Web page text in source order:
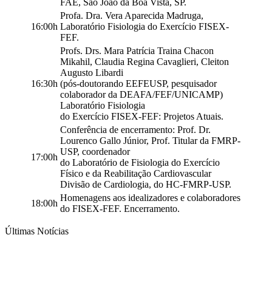
16:00h
Profa. Dra. Vera Aparecida Madruga,
Laboratório Fisiologia do Exercício FISEX-
FEF.
16:30h
Profs. Drs. Mara Patrícia Traina Chacon
Mikahil, Claudia Regina Cavaglieri, Cleiton
Augusto Libardi
(pós-doutorando EEFEUSP, pesquisador
colaborador da DEAFA/FEF/UNICAMP)
Laboratório Fisiologia
do Exercício FISEX-FEF: Projetos Atuais.
17:00h
Conferência de encerramento: Prof. Dr.
Lourenco Gallo Júnior, Prof. Titular da FMRP-
USP, coordenador
do Laboratório de Fisiologia do Exercício
Físico e da Reabilitação Cardiovascular
Divisão de Cardiologia, do HC-FMRP-USP.
18:00h
Homenagens aos idealizadores e colaboradores
do FISEX-FEF. Encerramento.
Últimas Notícias